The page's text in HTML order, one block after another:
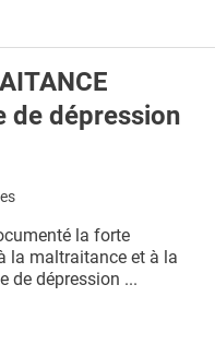
de dépression
la forte
la maltraitance et à la
de dépression ...